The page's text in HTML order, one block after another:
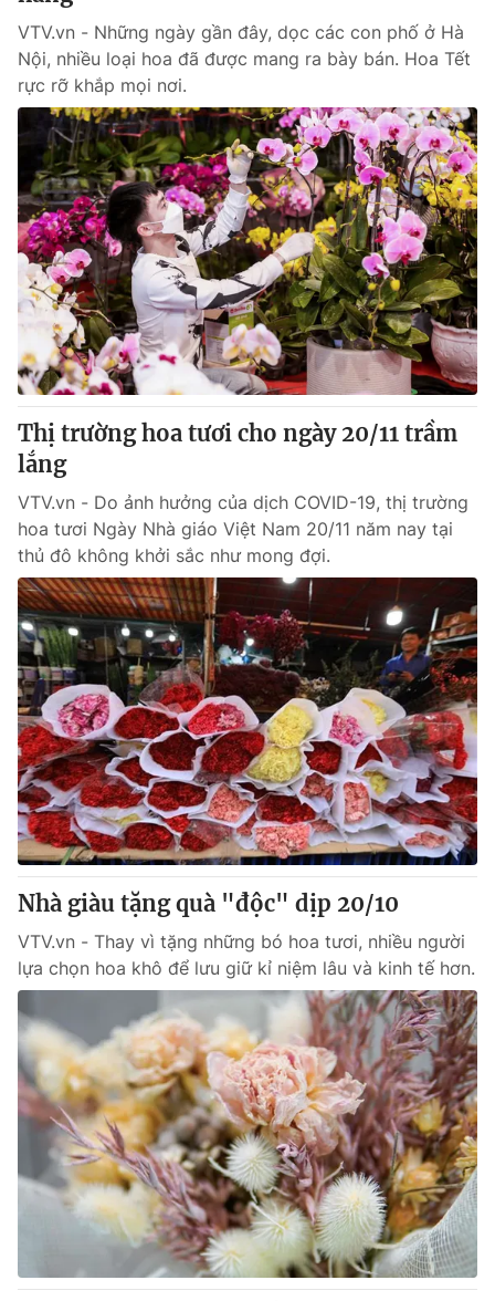
VTV.vn - Những ngày gần đây, dọc các con phố ở Hà
Nội, nhiều loại hoa đã được mang ra bày bán. Hoa Tết
rực rỡ khắp mọi nơi.
Thị trường hoa tươi cho ngày 20/11 trầm
lắng
VTV.vn - Do ảnh hưởng của dịch COVID-19, thị trường
hoa tươi Ngày Nhà giáo Việt Nam 20/11 năm nay tại
thủ đô không khởi sắc như mong đợi.
Nhà giàu tặng quà "độc" dịp 20/10
VTV.vn - Thay vì tặng những bó hoa tươi, nhiều người
lựa chọn hoa khô để lưu giữ kỉ niệm lâu và kinh tế hơn.